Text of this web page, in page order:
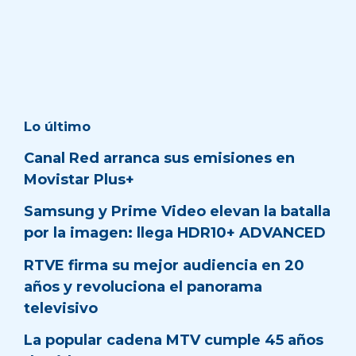
Lo último
Canal Red arranca sus emisiones en
Movistar Plus+
Samsung y Prime Video elevan la batalla
por la imagen: llega HDR10+ ADVANCED
RTVE firma su mejor audiencia en 20
años y revoluciona el panorama
televisivo
La popular cadena MTV cumple 45 años